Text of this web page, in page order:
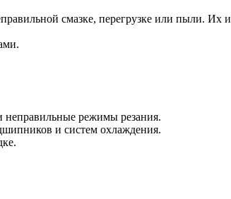
смазке, перегрузке или пыли.
неправильные режимы резания.
и систем охлаждения.